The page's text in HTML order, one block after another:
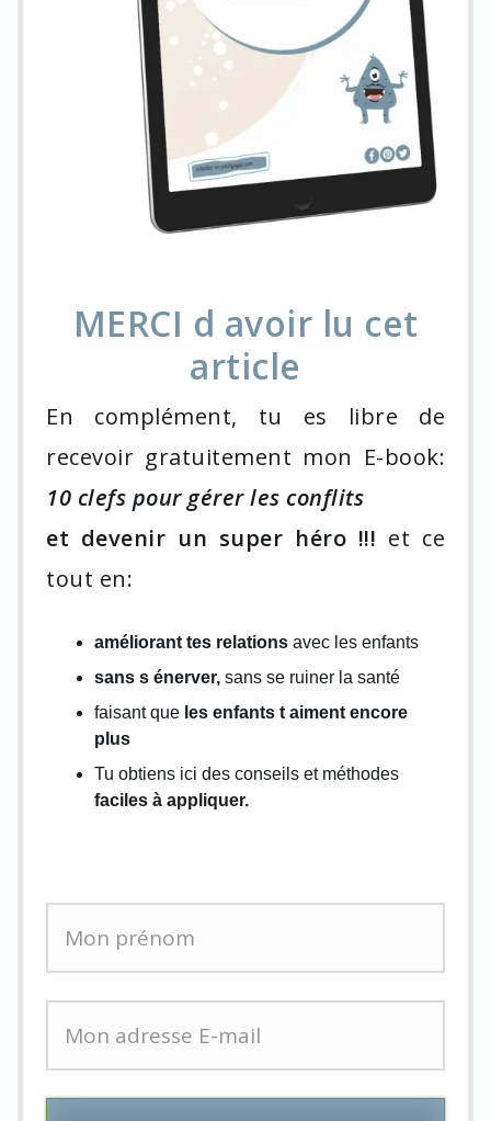
MERCI d avoir lu cet
article
En complément, tu es libre de
recevoir gratuitement mon E-book:
10 clefs pour gérer les conflits
et devenir un super héro !!! et ce
tout en:
améliorant tes relations avec les enfants
sans s énerver, sans se ruiner la santé
faisant que les enfants t aiment encore
plus
Tu obtiens ici des conseils et méthodes
faciles à appliquer.